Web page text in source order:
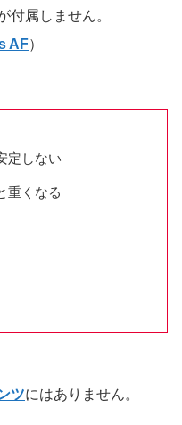
付属しません。
AF）
定しない
重くなる
ツにはありません。